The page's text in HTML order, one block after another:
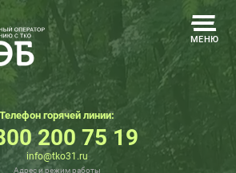
МЕНЮ
Телефон горячей линии:
200 75 19
info@tko31.ru
Адрес и режим работы